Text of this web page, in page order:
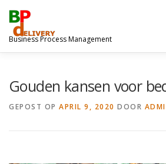
naar
inhoud
Business Process Management
Gouden kansen voor
GEPOST OP APRIL 9, 2020 DOOR